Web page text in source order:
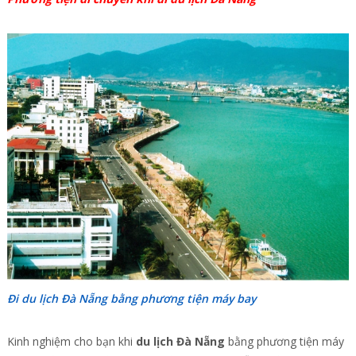
Đi du lịch Đà Nẵng bằng phương tiện máy bay
Kinh nghiệm cho bạn khi du lịch Đà Nẵng bằng phương tiện máy